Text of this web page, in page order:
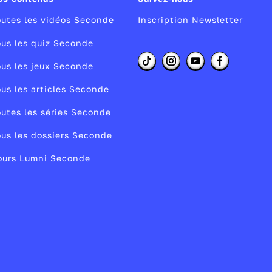
les vidéos Seconde
les quiz Seconde
les jeux Seconde
les articles Seconde
les séries Seconde
les dossiers Seconde
Lumni Seconde
Inscription Newsletter